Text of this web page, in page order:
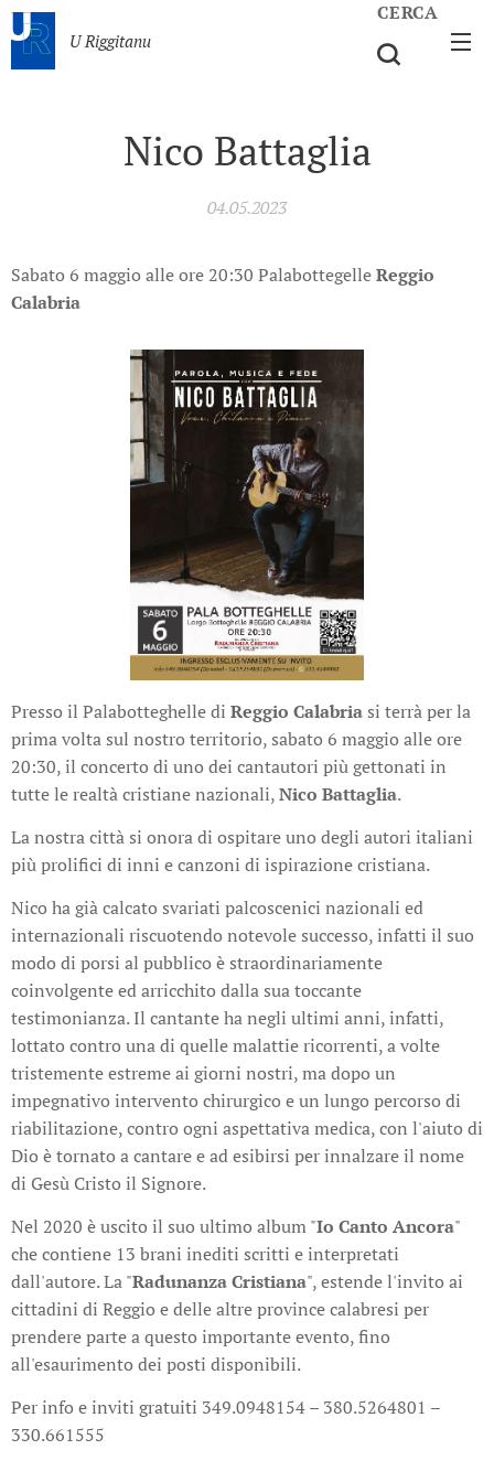
U Riggitanu
CERCA
Nico Battaglia
04.05.2023
Sabato 6 maggio alle ore 20:30 PalabottegelleReggio
Calabria
Presso il Palabotteghelle di Reggio Calabria si terrà per la
prima volta sul nostro territorio, sabato 6 maggio alle ore
20:30, il concerto di uno dei cantautori più gettonati in
tutte le realtà cristiane nazionali,Nico Battaglia.
La nostra città si onora di ospitare uno degli autori italiani
più prolifici di inni e canzoni di ispirazione cristiana.
Nico ha già calcato svariati palcoscenici nazionali ed
internazionali riscuotendo notevole successo, infatti il suo
modo di porsi al pubblico è straordinariamente
coinvolgente ed arricchito dalla sua toccante
testimonianza. Il cantante ha negli ultimi anni, infatti,
lottato contro una di quelle malattie ricorrenti, a volte
tristemente estreme ai giorni nostri, ma dopo un
impegnativo intervento chirurgico e un lungo percorso di
riabilitazione, contro ogni aspettativa medica, con l'aiuto di
Dio è tornato a cantare e ad esibirsi per innalzare il nome
di Gesù Cristo il Signore.
Nel 2020 è uscito il suo ultimo album "Io Canto Ancora"
che contiene 13 brani inediti scritti e interpretati
dall'autore. La "Radunanza Cristiana", estende l'invito ai
cittadini di Reggio e delle altre province calabresi per
prendere parte a questo importante evento, fino
all'esaurimento dei posti disponibili.
Per info e inviti gratuiti 349.0948154 – 380.5264801 –
330.661555